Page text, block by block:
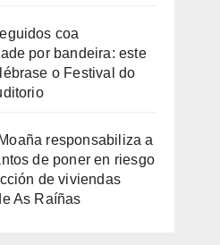
coa
por bandeira: este
o Festival do
responsabiliza a
de poner en riesgo
de viviendas
As Raíñas